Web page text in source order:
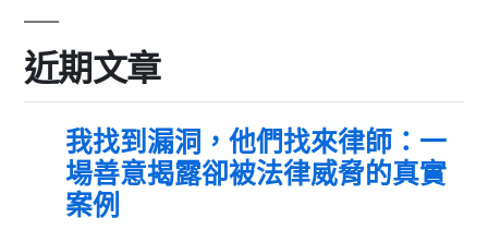
近期文章
我找到漏洞，他們找來律師：一
場善意揭露卻被法律威脅的真實
案例